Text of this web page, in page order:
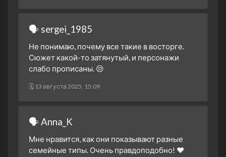
1 сезон 17 серия
21 октября 2024
1 сезон 16 серия
16 октября 2024
1 сезон 15 серия
14 октября 2024
1 сезон 13 серия
9 октября 2024
🗣 sergei_1985
Не понимаю, почему все такие в восторге.
Сюжет какой-то затянутый, и персонажи
слабо прописаны. 😒
🗓 13 августа 2025, 15:09
🗣 Anna_K
Мне нравится, как они показывают разные
семейные типы. Очень правдоподобно! ❤️